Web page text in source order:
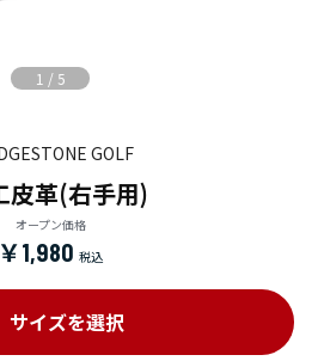
1 / 5
GOLF
皮革(右手用)
オープン価格
￥1,980
サイズを選択